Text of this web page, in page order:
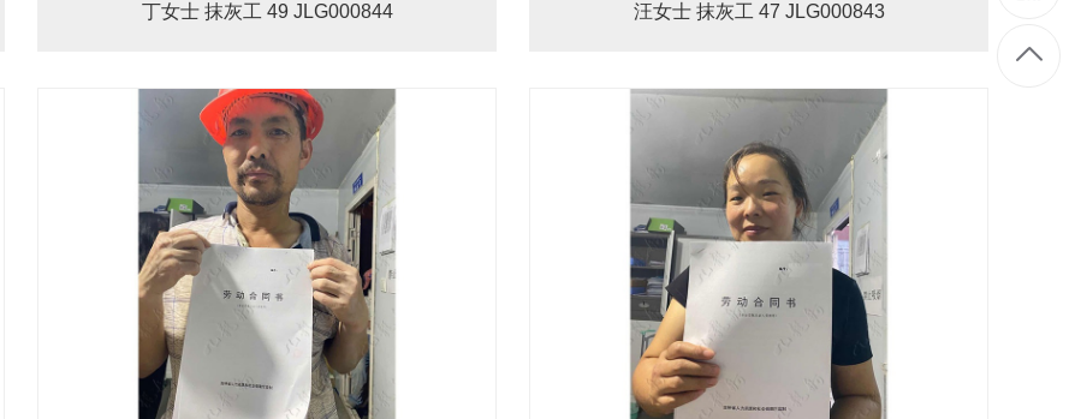
丁女士 抹灰工 49 JLG000844 汪女士 抹灰工 47 JLG000843